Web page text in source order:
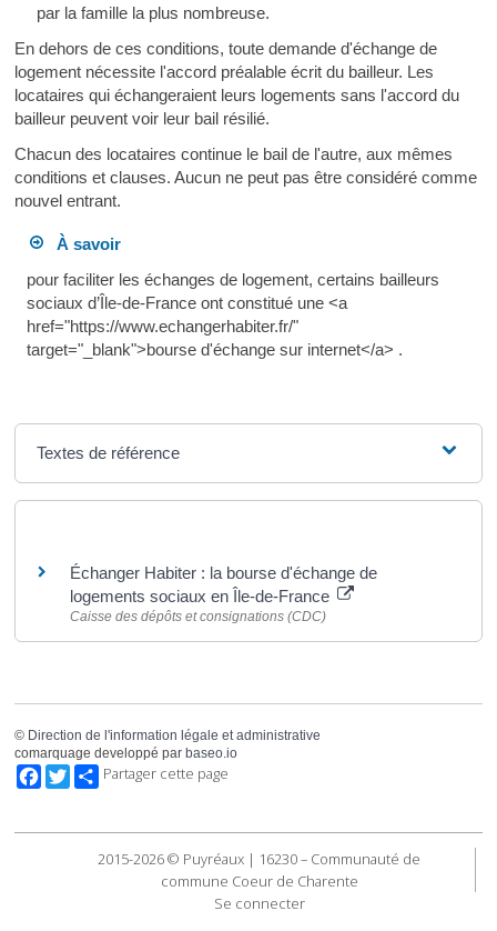
par la famille la plus nombreuse.
En dehors de ces conditions, toute demande d'échange de
logement nécessite l'accord préalable écrit du bailleur. Les
locataires qui échangeraient leurs logements sans l'accord du
bailleur peuvent voir leur bail résilié.
Chacun des locataires continue le bail de l'autre, aux mêmes
conditions et clauses. Aucun ne peut pas être considéré comme
nouvel entrant.
À savoir
pour faciliter les échanges de logement, certains bailleurs
sociaux d’Île-de-France ont constitué une <a
href="https://www.echangerhabiter.fr/"
target="_blank">bourse d'échange sur internet</a> .
Textes de référence
Échanger Habiter : la bourse d'échange de
logements sociaux en Île-de-France
Caisse des dépôts et consignations (CDC)
© Direction de l'information légale et administrative
comarquage developpé par baseo.io
FacebookTwitterPartager cette page
2015-2026 © Puyréaux | 16230 – Communauté de
commune Coeur de Charente
Se connecter